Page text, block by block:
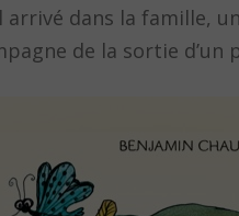
arrivé dans la famille,
de la sortie d’un